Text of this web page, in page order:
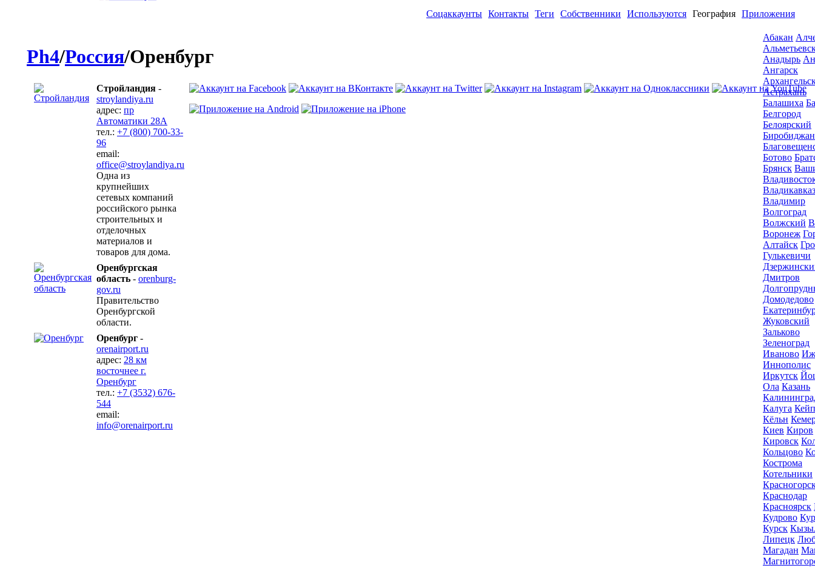
Соцаккаунты Контакты Теги Собственники Используются География Приложения
Ph4/Россия/Оренбург
Стройландия -
stroylandiya.ru
адрес: пр
Автоматики 28А
тел.: +7 (800) 700-33-
96
email:
office@stroylandiya.ru
Одна из
крупнейших
сетевых компаний
российского рынка
строительных и
отделочных
материалов и
товаров для дома.
Оренбургская
область - orenburg-
gov.ru
Правительство
Оренбургской
области.
Оренбург -
orenairport.ru
адрес: 28 км
восточнее г.
Оренбург
тел.: +7 (3532) 676-
544
email:
info@orenairport.ru
Абакан
Анадырь
Ангарск
Астрахань
Балашиха
Белгород
Белоярский
Биробиджан
Ботово
Брянск
Владикавказ
Владимир
Волгоград
Волжский
Воронеж
Алтайск
Гулькевичи
Дмитров
Домодедово
Жуковский
Зальково
Зеленоград
Иваново
Иннополис
Иркутск
Ола Казань
Калуга
Кёльн
Киев Киров
Кировск
Кольцово
Кострома
Котельники
Краснодар
Красноярск
Кудрово
Курск
Липецк
Магадан